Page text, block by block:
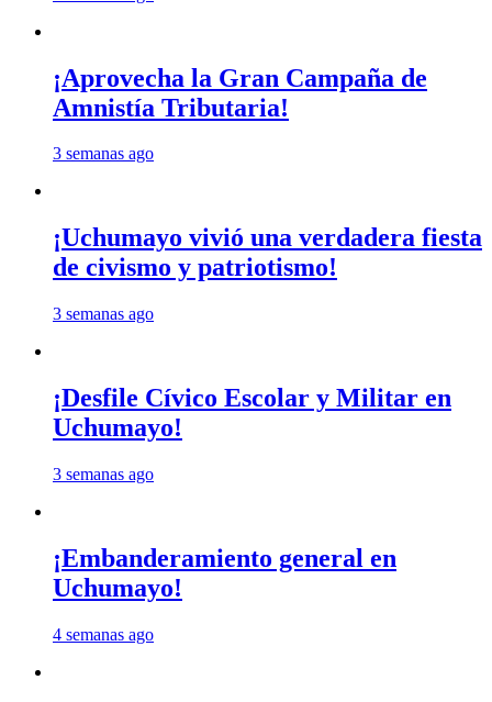
¡Aprovecha la Gran Campaña de
Amnistía Tributaria!
3 semanas ago
¡Uchumayo vivió una verdadera fiesta
de civismo y patriotismo!
3 semanas ago
¡Desfile Cívico Escolar y Militar en
Uchumayo!
3 semanas ago
¡Embanderamiento general en
Uchumayo!
4 semanas ago